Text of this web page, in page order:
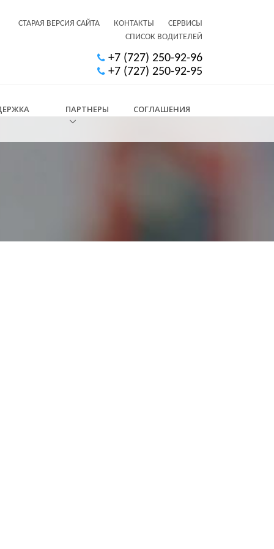
СТАРАЯ ВЕРСИЯ САЙТА КОНТАКТЫ
СЕРВИСЫ
СПИСОК ВОДИТЕЛЕЙ
+7 (727) 250-92-96
+7 (727) 250-92-95
ПАРТНЕРЫ СОГЛАШЕНИЯ